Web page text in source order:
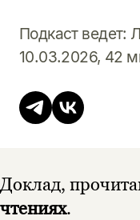
Подкаст ведет:
10.03.2026, 42
Доклад,
чтениях.